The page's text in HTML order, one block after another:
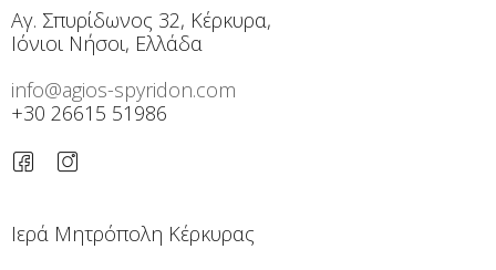
Αγ. Σπυρίδωνος 32, Κέρκυρα,
Ιόνιοι Νήσοι, Ελλάδα
info@agios-spyridon.com
+30 26615 51986
Ιερά Μητρόπολη Κέρκυρας